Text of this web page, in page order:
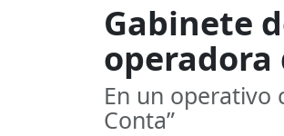
Gabinete
operadora
En un operativo
Conta”